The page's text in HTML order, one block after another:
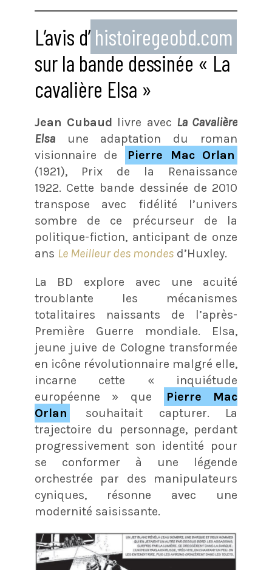
L’avis d’ histoiregeobd.com
sur la bande dessinée « La
cavalière Elsa »
Jean Cubaud livre avec La Cavalière
Elsaune adaptation du roman
visionnaire de
Pierre Mac Orlan
(1921), Prix de la Renaissance
1922. Cette bande dessinée de 2010
transpose avec fidélité l’univers
sombre de ce précurseur de la
politique-fiction, anticipant de onze
ans Le Meilleur des mondesd’Huxley.
La BD explore avec une acuité
troublante les mécanismes
totalitaires naissants de l’après-
Première Guerre mondiale. Elsa,
jeune juive de Cologne transformée
en icône révolutionnaire malgré elle,
incarne cette « inquiétude
européenne » que
Pierre Mac
Orlan
souhaitait capturer. La
trajectoire du personnage, perdant
progressivement son identité pour
se conformer à une légende
orchestrée par des manipulateurs
cyniques, résonne avec une
modernité saisissante.